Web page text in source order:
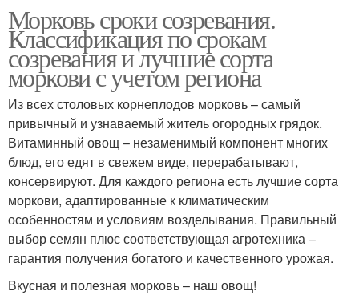
Морковь сроки созревания.
Классификация по срокам
созревания и лучшие сорта
моркови с учетом региона
Из всех столовых корнеплодов морковь – самый
привычный и узнаваемый житель огородных грядок.
Витаминный овощ – незаменимый компонент многих
блюд, его едят в свежем виде, перерабатывают,
консервируют. Для каждого региона есть лучшие сорта
моркови, адаптированные к климатическим
особенностям и условиям возделывания. Правильный
выбор семян плюс соответствующая агротехника –
гарантия получения богатого и качественного урожая.
Вкусная и полезная морковь – наш овощ!